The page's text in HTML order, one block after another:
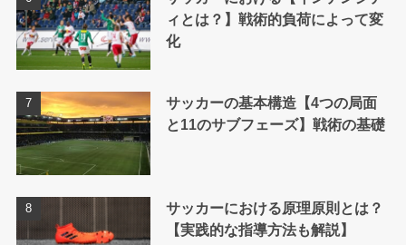
ィとは？】戦術的負荷によって変
化
サッカーの基本構造【4つの局面
と11のサブフェーズ】戦術の基礎
サッカーにおける原理原則とは？
【実践的な指導方法も解説】